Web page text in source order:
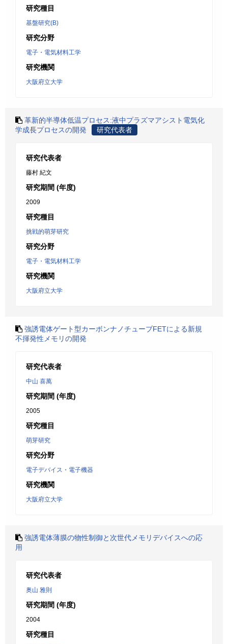
研究種目
基盤研究(B)
研究分野
電子・電気材料工学
研究機関
大阪府立大学
革新的半導体低温プロセス:液中プラズマアシスト電気化
学成長プロセスの開発
研究代表者
研究代表者
藤村 紀文
研究期間 (年度)
2009
研究種目
挑戦的萌芽研究
研究分野
電子・電気材料工学
研究機関
大阪府立大学
強誘電体ゲート型カーボンナノチューブFETによる新規
不揮発性メモリの開発
研究代表者
中山 喜萬
研究期間 (年度)
2005
研究種目
萌芽研究
研究分野
電子デバイス・電子機器
研究機関
大阪府立大学
強誘電体薄膜の物性制御と次世代メモリデバイスへの応
用
研究代表者
奥山 雅則
研究期間 (年度)
2004
研究種目